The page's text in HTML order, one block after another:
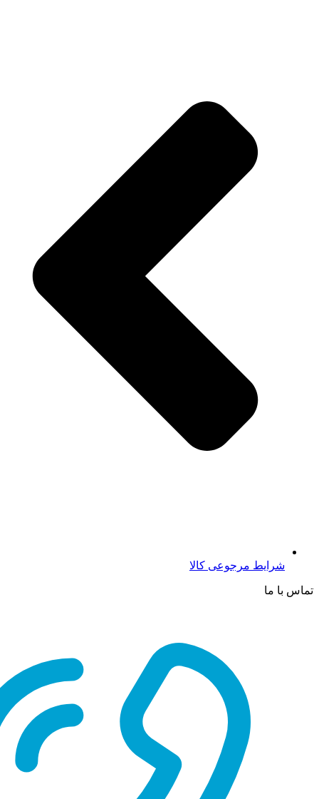
شرایط مرجوعی کالا
تماس با ما